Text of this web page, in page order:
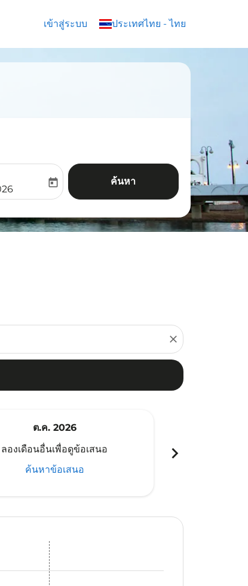
เข้าสู่ระบบ ประเทศไทย - ไทย
keyboard_arrow_down
return-date-aria-label
today ค้นหา
close
ต.ค. 2026
ลองเดือนอื่นเพื่อดูข้อเสนอ
ค้นหาข้อเสนอ
chevron_right
ค้นหาข้อเสนอ
ค้นหาข้อเสนอ
ค้นหาข้อเสนอ
disclaimer. ค้นหาข้อเสนอ
offers-disclaimer. ค้นหาข้อเสนอ
view-offers-disclaimer. ค้นหาข้อเสนอ
cmp-view-offers-disclaimer. ค้นหาข้อเสนอ
cmp-view-offers-disclaimer. ค้นหาข้อเสนอ
cmp-view-offers-disclaimer. ค้นหาข้อเสนอ
MYY–JED: cmp-view-offers-disclaimer. ค้นหาข้อเสนอ
MYY–JED: cmp-view-offers-disclaimer. ค้นหาข้อเ